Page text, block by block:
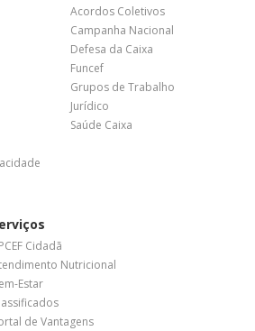
Acordos Coletivos
Campanha Nacional
Defesa da Caixa
Funcef
Grupos de Trabalho
Jurídico
Saúde Caixa
Cidadã
Nutricional
Estar
de Vantagens